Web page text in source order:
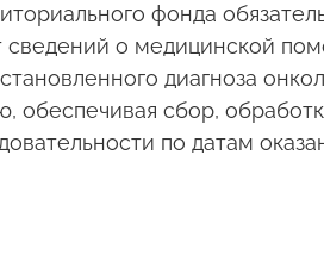
фонда
о медицинской
диагноза
сбор,
по датам